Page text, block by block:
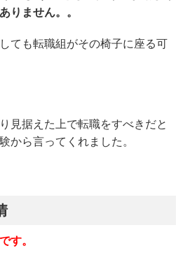
りません。。
ても転職組がその椅子に座る可
見据えた上で転職をすべきだと
から言ってくれました。
す。